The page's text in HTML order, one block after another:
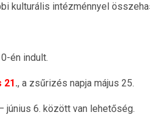
kulturális intézménnyel
én indult.
21., a zsűrizés napja május 25.
június 6. között van lehetőség.